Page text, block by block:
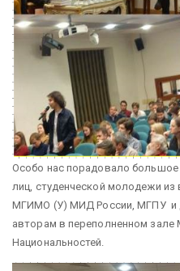
Особо нас порадовало
лиц, студенческой молодежи
МГИМО (У) МИД России, МГПУ и
авторам в переполненном
Национальностей.